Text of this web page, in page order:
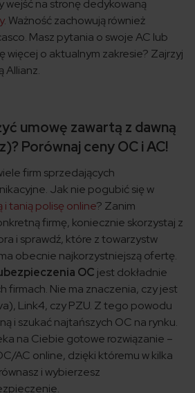
wejść na stronę dedykowaną
. Ważność zachowują również
Masz pytania o swoje AC lub
więcej o aktualnym zakresie? Zajrzyj
Allianz.
umowę zawartą z dawną
Porównaj ceny OC i AC!
firm sprzedających
Jak nie pogubić się w
i tanią polisę online? Zanim
firmę, koniecznie skorzystaj z
i sprawdź, które z towarzystw
obecnie najkorzystniejszą ofertę.
OC jest dokładnie
firmach. Nie ma znaczenia, czy jest
Link4, czy PZU. Z tego powodu
i szukać najtańszych OC na rynku.
na Ciebie gotowe rozwiązanie –
AC online, dzięki któremu w kilka
i wybierzesz